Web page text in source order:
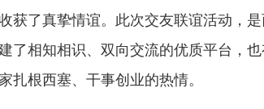
获了真挚情谊。此次交友联谊活动，
了相知相识、双向交流的优质平台，
扎根西塞、干事创业的热情。